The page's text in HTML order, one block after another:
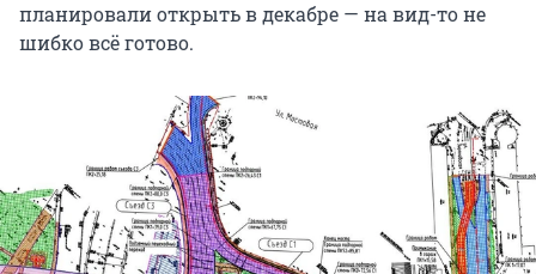
планировали открыть в декабре — на вид-то не
шибко всё готово.